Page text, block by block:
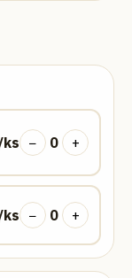
− 0 +
− 0 +